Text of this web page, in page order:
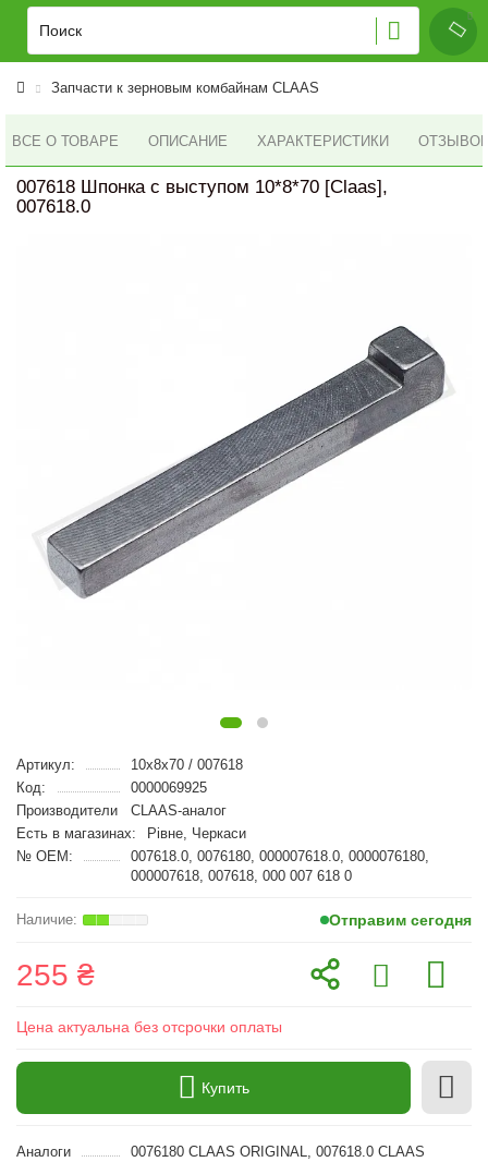
Запчасти к зерновым комбайнам CLAAS
ВСЕ О ТОВАРЕ ОПИСАНИЕ ХАРАКТЕРИСТИКИ ОТЗЫВОВ
007618 Шпонка с выступом 10*8*70 [Claas],
007618.0
Артикул:
10x8x70 / 007618
Код:
0000069925
Производители
CLAAS-аналог
Есть в магазинах:
Рівне, Черкаси
№ OEM:
007618.0, 0076180, 000007618.0, 0000076180,
000007618, 007618, 000 007 618 0
Отправим сегодня
255 ₴
Цена актуальна без отсрочки оплаты
Купить
Аналоги
0076180 CLAAS ORIGINAL, 007618.0 CLAAS